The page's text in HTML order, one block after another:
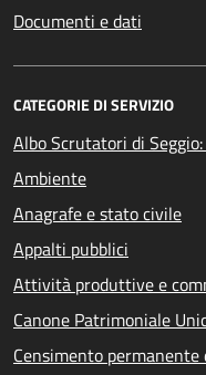
Documenti e dati
CATEGORIE DI SERVIZIO
Albo Scrutatori di
Ambiente
Anagrafe e stato civile
Appalti pubblici
Attività produttive e
Canone Patrimoniale
Censimento